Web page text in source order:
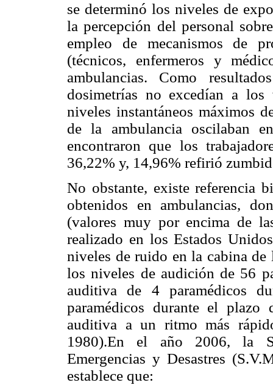
se determinó los niveles de
la percepción del personal
empleo de mecanismos de
(técnicos, enfermeros y
ambulancias. Como
dosimetrías no excedían a
niveles instantáneos máximos
de la ambulancia oscilaban
encontraron que los
36,22% y, 14,96% refirió
No obstante, existe referencia
obtenidos en ambulancias,
(valores muy por encima de
realizado en los Estados
niveles de ruido en la cabina de
los niveles de audición de 56
auditiva de 4 paramédicos
paramédicos durante el plazo
auditiva a un ritmo más
1980).En el año 2006, la
Emergencias y Desastres
establece que: